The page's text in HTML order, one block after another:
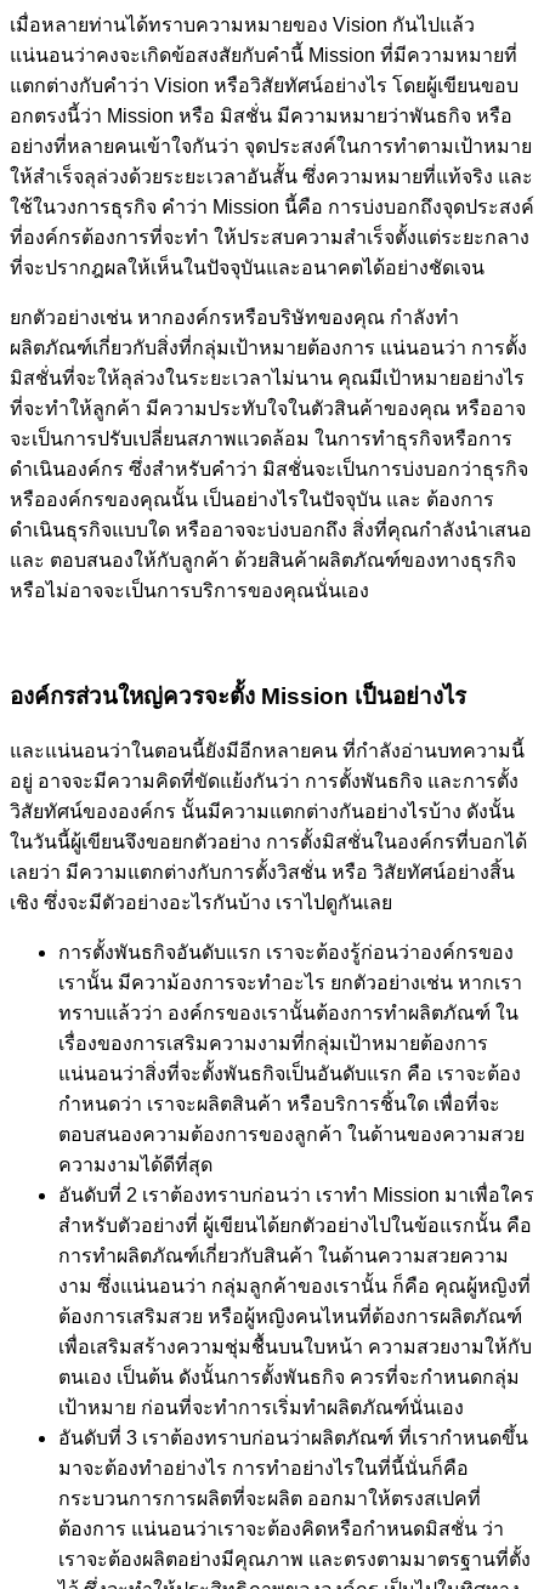
เมื่อหลายท่านได้ทราบความหมายของ Vision กันไปแล้ว
แน่นอนว่าคงจะเกิดข้อสงสัยกับคำนี้ Mission ที่มีความหมายที่
แตกต่างกับคำว่า Vision หรือวิสัยทัศน์อย่างไร โดยผู้เขียนขอบ
อกตรงนี้ว่า Mission หรือ มิสชั่น มีความหมายว่าพันธกิจ หรือ
อย่างที่หลายคนเข้าใจกันว่า จุดประสงค์ในการทำตามเป้าหมาย
ให้สำเร็จลุล่วงด้วยระยะเวลาอันสั้น ซึ่งความหมายที่แท้จริง และ
ใช้ในวงการธุรกิจ คำว่า Mission นี้คือ การบ่งบอกถึงจุดประสงค์
ที่องค์กรต้องการที่จะทำ ให้ประสบความสำเร็จตั้งแต่ระยะกลาง
ที่จะปรากฎผลให้เห็นในปัจจุบันและอนาคตได้อย่างชัดเจน
ยกตัวอย่างเช่น หากองค์กรหรือบริษัทของคุณ กำลังทำ
ผลิตภัณฑ์เกี่ยวกับสิ่งที่กลุ่มเป้าหมายต้องการ แน่นอนว่า การตั้ง
มิสชั่นที่จะให้ลุล่วงในระยะเวลาไม่นาน คุณมีเป้าหมายอย่างไร
ที่จะทำให้ลูกค้า มีความประทับใจในตัวสินค้าของคุณ หรืออาจ
จะเป็นการปรับเปลี่ยนสภาพแวดล้อม ในการทำธุรกิจหรือการ
ดำเนินองค์กร ซึ่งสำหรับคำว่า มิสชั่นจะเป็นการบ่งบอกว่าธุรกิจ
หรือองค์กรของคุณนั้น เป็นอย่างไรในปัจจุบัน และ ต้องการ
ดำเนินธุรกิจแบบใด หรืออาจจะบ่งบอกถึง สิ่งที่คุณกำลังนำเสนอ
และ ตอบสนองให้กับลูกค้า ด้วยสินค้าผลิตภัณฑ์ของทางธุรกิจ
หรือไม่อาจจะเป็นการบริการของคุณนั่นเอง
องค์กรส่วนใหญ่ควรจะตั้ง Mission เป็นอย่างไร
และแน่นอนว่าในตอนนี้ยังมีอีกหลายคน ที่กำลังอ่านบทความนี้
อยู่ อาจจะมีความคิดที่ขัดแย้งกันว่า การตั้งพันธกิจ และการตั้ง
วิสัยทัศน์ขององค์กร นั้นมีความแตกต่างกันอย่างไรบ้าง ดังนั้น
ในวันนี้ผู้เขียนจึงขอยกตัวอย่าง การตั้งมิสชั่นในองค์กรที่บอกได้
เลยว่า มีความแตกต่างกับการตั้งวิสชั่น หรือ วิสัยทัศน์อย่างสิ้น
เชิง ซึ่งจะมีตัวอย่างอะไรกันบ้าง เราไปดูกันเลย
การตั้งพันธกิจอันดับแรก เราจะต้องรู้ก่อนว่าองค์กรของ
เรานั้น มีความ้องการจะทำอะไร ยกตัวอย่างเช่น หากเรา
ทราบแล้วว่า องค์กรของเรานั้นต้องการทำผลิตภัณฑ์ ใน
เรื่องของการเสริมความงามที่กลุ่มเป้าหมายต้องการ
แน่นอนว่าสิ่งที่จะตั้งพันธกิจเป็นอันดับแรก คือ เราจะต้อง
กำหนดว่า เราจะผลิตสินค้า หรือบริการชิ้นใด เพื่อที่จะ
ตอบสนองความต้องการของลูกค้า ในด้านของความสวย
ความงามได้ดีที่สุด
อันดับที่ 2 เราต้องทราบก่อนว่า เราทำ Mission มาเพื่อใคร
สำหรับตัวอย่างที่ ผู้เขียนได้ยกตัวอย่างไปในข้อแรกนั้น คือ
การทำผลิตภัณฑ์เกี่ยวกับสินค้า ในด้านความสวยความ
งาม ซึ่งแน่นอนว่า กลุ่มลูกค้าของเรานั้น ก็คือ คุณผู้หญิงที่
ต้องการเสริมสวย หรือผู้หญิงคนไหนที่ต้องการผลิตภัณฑ์
เพื่อเสริมสร้างความชุ่มชื้นบนใบหน้า ความสวยงามให้กับ
ตนเอง เป็นต้น ดังนั้นการตั้งพันธกิจ ควรที่จะกำหนดกลุ่ม
เป้าหมาย ก่อนที่จะทำการเริ่มทำผลิตภัณฑ์นั่นเอง
อันดับที่ 3 เราต้องทราบก่อนว่าผลิตภัณฑ์ ที่เรากำหนดขึ้น
มาจะต้องทำอย่างไร การทำอย่างไรในที่นี้นั่นก็คือ
กระบวนการการผลิตที่จะผลิต ออกมาให้ตรงสเปคที่
ต้องการ แน่นอนว่าเราจะต้องคิดหรือกำหนดมิสชั่น ว่า
เราจะต้องผลิตอย่างมีคุณภาพ และตรงตามมาตรฐานที่ตั้ง